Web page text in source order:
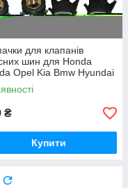
для клапанів
шин для Honda
Opel Kia Bmw Hyundai
Lexus Mercedes, black
₴
Купити